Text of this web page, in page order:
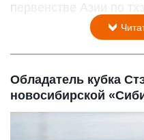
первенстве Азии по
Обладатель кубка
новосибирской